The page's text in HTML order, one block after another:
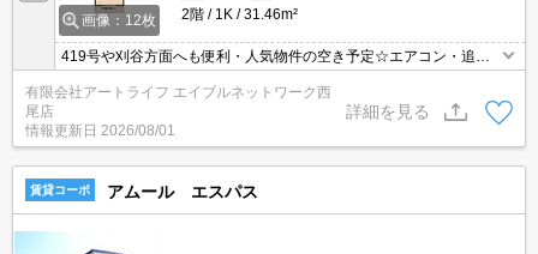
画像：12枚
2階
1K 31.46m²
419号や刈谷方面へも便利・人気物件の空き予定☆エアコン・追焚
機能・照明・3口ガスコンロなど設備充実の1K♪2階のお部屋ですよ♪
有限会社アートライフ エイブルネットワーク西
尾店
情報更新日 2026/08/01
詳細を見る
賃貸コーポ アムール エスパス